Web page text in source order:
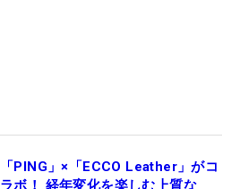
「PING」×「ECCO Leather」がコ
ラボ！ 経年変化を楽しむ上質な